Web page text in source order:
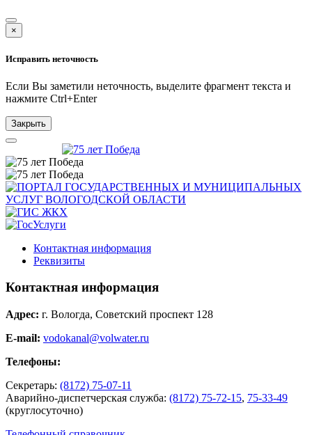
×
Исправить неточность
Если Вы заметили неточность, выделите фрагмент текста и
нажмите Ctrl+Enter
Закрыть
Контактная информация
Реквизиты
Контактная информация
Адрес: г. Вологда, Советский проспект 128
E-mail: vodokanal@volwater.ru
Телефоны:
Секретарь: (8172) 75-07-11
Аварийно-диспетчерская служба: (8172) 75-72-15, 75-33-49
(круглосуточно)